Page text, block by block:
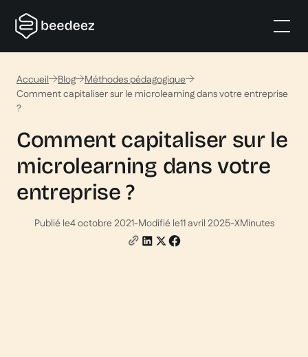
Accueil Blog
Méthodes pédagogique
Comment capitaliser sur le microlearning dans votre entreprise
?
Comment capitaliser sur le
microlearning dans votre
entreprise ?
Publié le4 octobre 2021-Modifié le11 avril 2025-XMinutes